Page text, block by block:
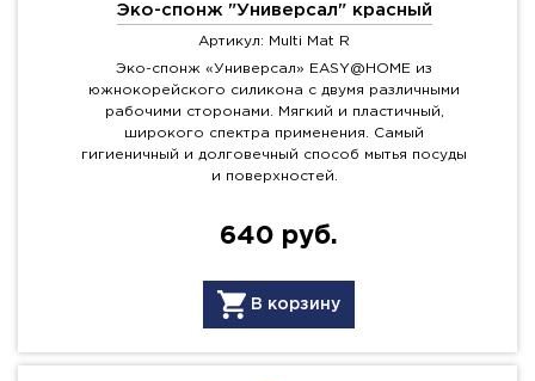
Эко-спонж "Универсал" красный
Артикул: Multi Mat R
Эко-спонж «Универсал» EASY@HOME из
южнокорейского силикона с двумя различными
рабочими сторонами. Мягкий и пластичный,
широкого спектра применения. Самый
гигиеничный и долговечный способ мытья посуды
и поверхностей.
640 руб.
В корзину